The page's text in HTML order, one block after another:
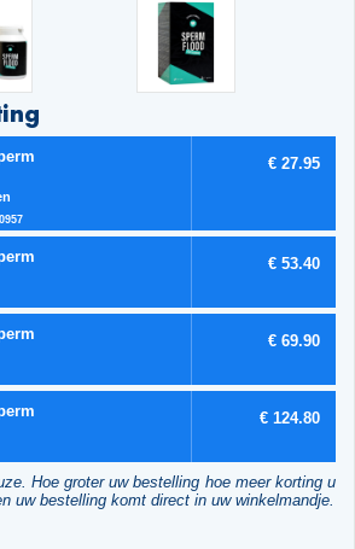
€ 27.95
€ 53.40
€ 69.90
€ 124.80
Hoe groter uw bestelling hoe meer korting u
uw bestelling komt direct in uw winkelmandje.